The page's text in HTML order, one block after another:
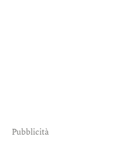
Pubblicità